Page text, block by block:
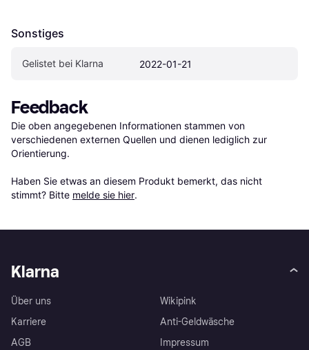
Sonstiges
Gelistet bei Klarna 2022-01-21
Feedback
Die oben angegebenen Informationen stammen von
verschiedenen externen Quellen und dienen lediglich zur
Orientierung.
Haben Sie etwas an diesem Produkt bemerkt, das nicht
stimmt? Bitte melde sie hier.
Klarna
Über uns
Karriere
AGB
Wikipink
Anti-Geldwäsche
Impressum